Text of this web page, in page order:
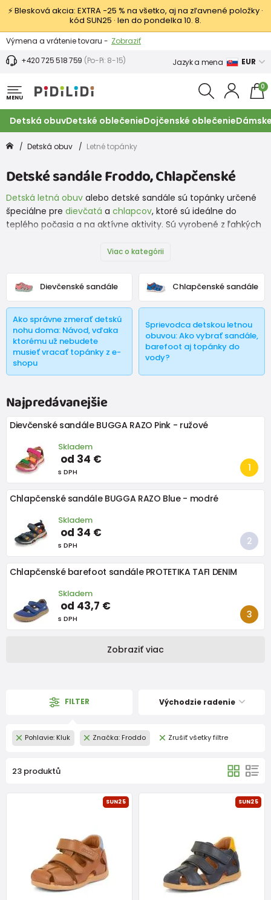
⚡ Blesková akcia: EXTRA −25 % na všetko, aj na zľavnené položky ·
kód SUN25 · len do pondelka 10. 8.
Výmena a vrátenie tovaru - Zobraziť
Zľava 3,80 EUR na prvý nákup - Podmienky
+420 725 518 759 (Po-Pi: 8-15) Jazyk a mena EUR
MENU
0
Detská obuvDetské oblečenieDojčenské oblečenie
Detská obuv Letné topánky
Detské sandále Froddo, Chlapčenské
Detská letná obuv alebo detské sandále sú topánky určené
špeciálne pre dievčatá a chlapcov, ktoré sú ideálne do
teplého počasia a na aktívne aktivity. Sú vyrobené z ľahkých
a látky, a majú otvorený dizajn, ktorý umožňuje nohám
nabosoa samozrejme značky akoSuperfit,Keen,Protetika,
Crave, Pegresa našaBugga - obuv za rozumnú cenu.
Viac o kategórii
Dievčenské sandále Chlapčenské sandále
Ako správne zmerať detskú
nohu doma: Návod, vďaka
ktorému už nebudete
musieť vracať topánky z e-
shopu
Sprievodca detskou letnou
obuvou: Ako vybrať sandále,
barefoot aj topánky do
vody?
Najpredávanejšie
Dievčenské sandále BUGGA RAZO Pink - ružové
Skladem
od 34 €
s DPH
Chlapčenské sandále BUGGA RAZO Blue - modré
Skladem
od 34 €
s DPH
Chlapčenské barefoot sandále PROTETIKA TAFI DENIM
Skladem
od 43,7 €
s DPH
Zobraziť viac
FILTER Východzie radenie
Pohlavie: Kluk Značka: Froddo Zrušiť všetky filtre
23 produktů
SUN25 SUN25